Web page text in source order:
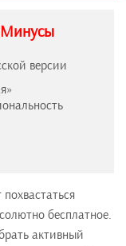
Минусы
версии
бесплатное.
активный